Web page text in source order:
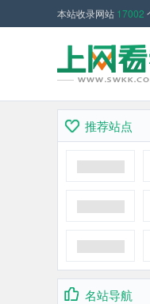
本站收录网站 17002
推荐站点
名站导航